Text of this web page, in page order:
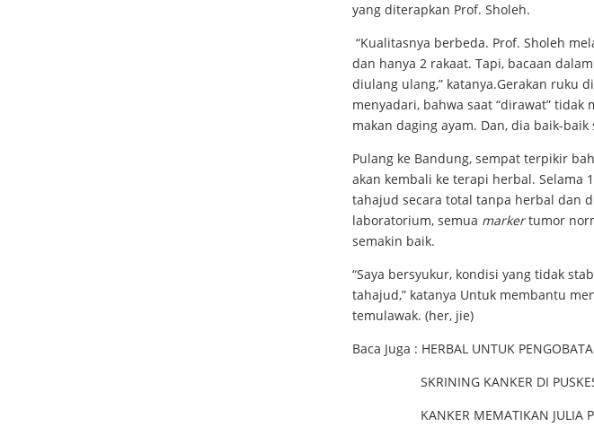
yang diterapkan Prof. Sholeh.
“Kualitasnya berbeda. Prof. Sholeh
dan hanya 2 rakaat. Tapi, bacaan
diulang ulang,” katanya.Gerakan ruku
menyadari, bahwa saat “dirawat”
makan daging ayam. Dan, dia baik-baik
Pulang ke Bandung, sempat terpikir
akan kembali ke terapi herbal. Selama
tahajud secara total tanpa herbal dan
laboratorium, semua markertumor
semakin baik.
“Saya bersyukur, kondisi yang tidak
tahajud,” katanya Untuk membantu
temulawak. (her, jie)
Baca Juga : HERBAL UNTUK
SKRINING KANKER DI
KANKER MEMATIKAN JULIA